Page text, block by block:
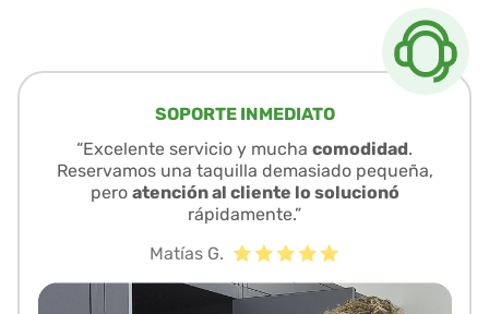
SOPORTE INMEDIATO
“Excelente servicio y mucha comodidad.
Reservamos una taquilla demasiado pequeña,
pero atención al cliente lo solucionó
rápidamente.”
Matías G.